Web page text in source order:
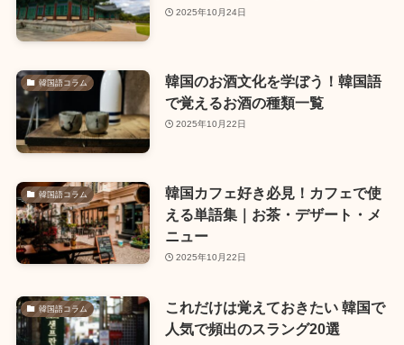
2025年10月24日
韓国語コラム
韓国のお酒文化を学ぼう！韓国語
で覚えるお酒の種類一覧
2025年10月22日
韓国語コラム
韓国カフェ好き必見！カフェで使
える単語集｜お茶・デザート・メ
ニュー
2025年10月22日
韓国語コラム
これだけは覚えておきたい 韓国で
人気で頻出のスラング20選